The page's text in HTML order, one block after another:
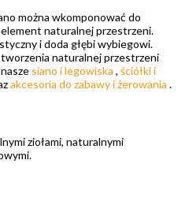
można wkomponować do
element naturalnej przestrzeni.
i doda głębi wybiegowi.
naturalnej przestrzeni
siano i legowiska , ściółki i
akcesoria do zabawy i żerowania .
ziołami, naturalnymi